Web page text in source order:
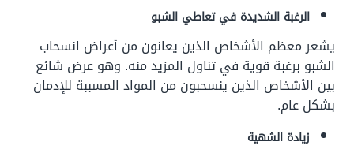
الرغبة الشديدة في تعاطي الشبو
يشعر معظم الأشخاص الذين يعانون من أعراض انسحاب
الشبو برغبة قوية في تناول المزيد منه. وهو عرض شائع
بين الأشخاص الذين ينسحبون من المواد المسببة للإدمان
بشكل عام.
زيادة الشهية